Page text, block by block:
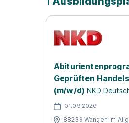
Geprüften
(m/w/d) NKD
01.09.2026
88239 Wangen im